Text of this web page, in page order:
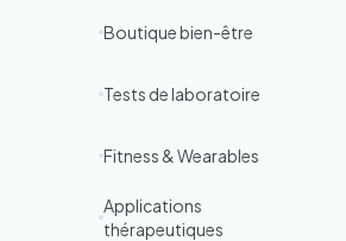
Boutique bien-être
Tests de laboratoire
Fitness & Wearables
Applications
thérapeutiques